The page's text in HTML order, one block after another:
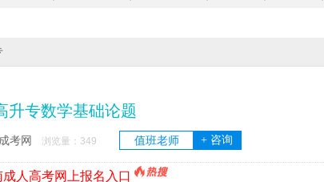
升专数学基础论题
考网 浏览量： 349 值班老师 + 咨询
成人高考网上报名入口